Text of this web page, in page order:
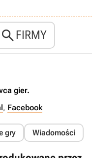
FIRMY
gier.
, Facebook
gry Wiadomości